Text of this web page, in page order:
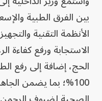
بين الفرق الطبية
الأنظمة التقنية
الاستجابة ورفع كفاءة
الحج، إضافة إلى رفع
100%؛ بما يضمن